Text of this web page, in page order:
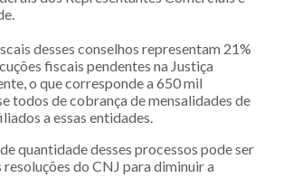
desses conselhos representam 21%
fiscais pendentes na Justiça
o que corresponde a 650 mil
todos de cobrança de mensalidades de
a essas entidades.
quantidade desses processos pode ser
resoluções do CNJ para diminuir a